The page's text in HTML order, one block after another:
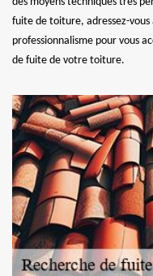
fuite de toiture, adressez-
professionnalisme pour vous
de fuite de votre toiture.